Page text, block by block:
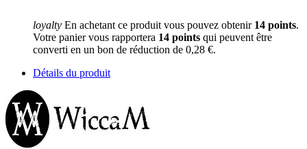
loyalty En achetant ce produit vous pouvez obtenir 14 points.
Votre panier vous rapportera 14 points qui peuvent être
converti en un bon de réduction de 0,28 €.
Détails du produit